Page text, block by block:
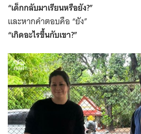
“เด็กกลับมาเรียนหรือยัง?”
และหากคำตอบคือ “ยัง”
“เกิดอะไรขึ้นกับเขา?”